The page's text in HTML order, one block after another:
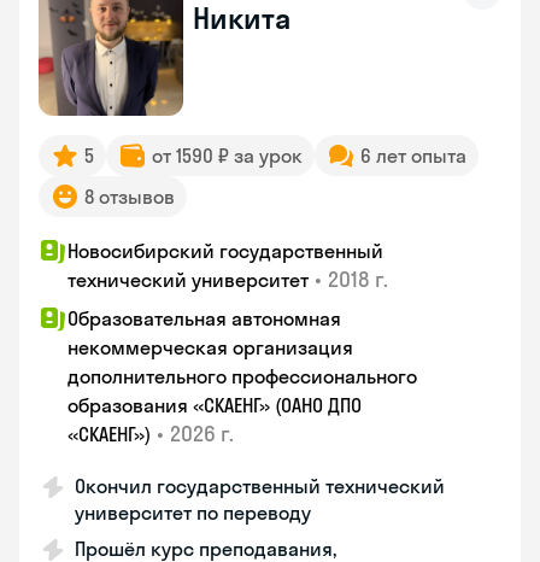
Никита
5 от 1590 ₽ за урок
6 лет опыта
8 отзывов
Новосибирский государственный
технический университет • 2018 г.
Образовательная автономная
некоммерческая организация
дополнительного профессионального
образования «СКАЕНГ» (ОАНО ДПО
«СКАЕНГ») • 2026 г.
Окончил государственный технический
университет по переводу
Прошёл курс преподавания,